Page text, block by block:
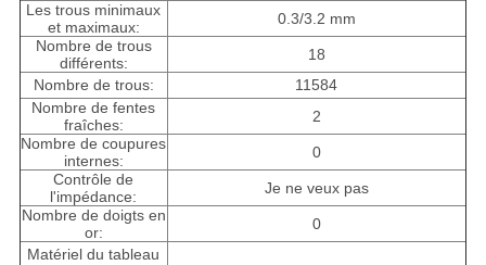
Les trous minimaux
et maximaux:
0.3/3.2 mm
Nombre de trous
différents:
18
Nombre de trous:
11584
Nombre de fentes
fraîches:
2
Nombre de coupures
internes:
0
Contrôle de
l'impédance:
Je ne veux pas
Nombre de doigts en
or:
0
Matériel du tableau